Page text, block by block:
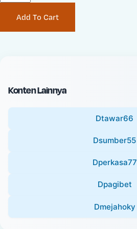
i
n
a
c
e
Add To Cart
Konten Lainnya
Dtawar66
Dsumber55
Dperkasa77
Dpagibet
Dmejahoky